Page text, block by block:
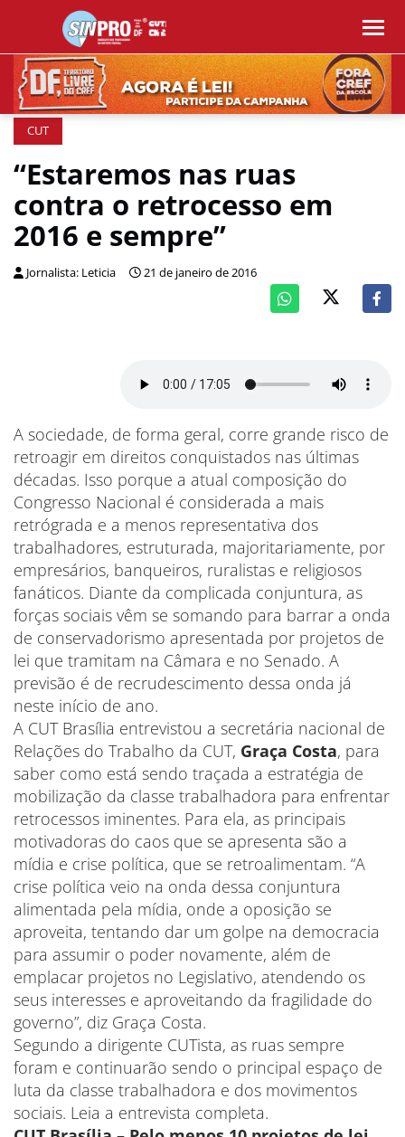
CUT
“Estaremos nas ruas
contra o retrocesso em
2016 e sempre”
Jornalista: Leticia 21 de janeiro de 2016
A sociedade, de forma geral, corre grande risco de
retroagir em direitos conquistados nas últimas
décadas. Isso porque a atual composição do
Congresso Nacional é considerada a mais
retrógrada e a menos representativa dos
trabalhadores, estruturada, majoritariamente, por
empresários, banqueiros, ruralistas e religiosos
fanáticos. Diante da complicada conjuntura, as
forças sociais vêm se somando para barrar a onda
de conservadorismo apresentada por projetos de
lei que tramitam na Câmara e no Senado. A
previsão é de recrudescimento dessa onda já
neste início de ano.
A CUT Brasília entrevistou a secretária nacional de
Relações do Trabalho da CUT, Graça Costa, para
saber como está sendo traçada a estratégia de
mobilização da classe trabalhadora para enfrentar
retrocessos iminentes. Para ela, as principais
motivadoras do caos que se apresenta são a
mídia e crise política, que se retroalimentam. “A
crise política veio na onda dessa conjuntura
alimentada pela mídia, onde a oposição se
aproveita, tentando dar um golpe na democracia
para assumir o poder novamente, além de
emplacar projetos no Legislativo, atendendo os
seus interesses e aproveitando da fragilidade do
governo”, diz Graça Costa.
Segundo a dirigente CUTista, as ruas sempre
foram e continuarão sendo o principal espaço de
luta da classe trabalhadora e dos movimentos
sociais. Leia a entrevista completa.